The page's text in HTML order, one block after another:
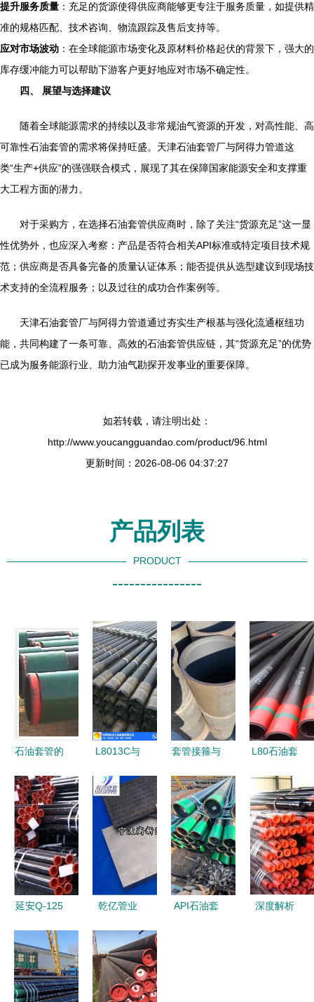
提升服务质量 ：充足的货源使得供应商能够更专注于服务质量，如提供精
准的规格匹配、技术咨询、物流跟踪及售后支持等。
应对市场波动 ：在全球能源市场变化及原材料价格起伏的背景下，强大的
库存缓冲能力可以帮助下游客户更好地应对市场不确定性。
四、 展望与选择建议
随着全球能源需求的持续以及非常规油气资源的开发，对高性能、高
可靠性石油套管的需求将保持旺盛。天津石油套管厂与阿得力管道这
类“生产+供应”的强强联合模式，展现了其在保障国家能源安全和支撑重
大工程方面的潜力。
对于采购方，在选择石油套管供应商时，除了关注“货源充足”这一显
性优势外，也应深入考察：产品是否符合相关API标准或特定项目技术规
范；供应商是否具备完备的质量认证体系；能否提供从选型建议到现场技
术支持的全流程服务；以及过往的成功合作案例等。
天津石油套管厂与阿得力管道通过夯实生产根基与强化流通枢纽功
能，共同构建了一条可靠、高效的石油套管供应链，其“货源充足”的优势
已成为服务能源行业、助力油气勘探开发事业的重要保障。
如若转载，请注明出处：
http://www.youcangguandao.com/product/96.html
更新时间：2026-08-06 04:37:27
产品列表
PRODUCT
----------------
石油套管的
与关键技术
分析
L8013C与
特殊扣油套
管接头 凤
宝石油在弯
管应用中的
技术突破与
价值
套管接箍与
钢管的技术
要点及应用
L80石油套
重详解 精
密钢管与无
缝钢管的特
点及应用
延安Q-125
高端无缝钢
管的制造与
创新
乾亿管业
API5CT石
油套管与
J55大口径
API石油套
深度解析